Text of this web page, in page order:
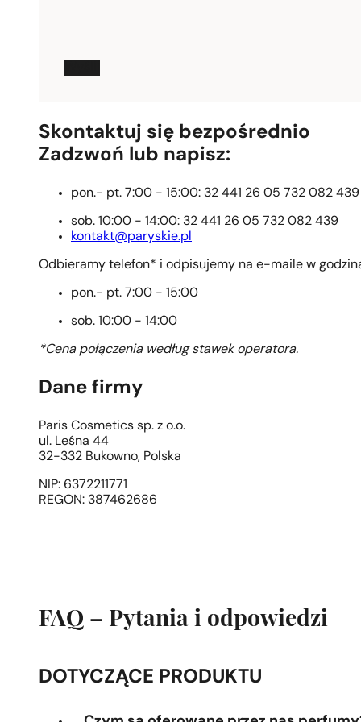
Skontaktuj się bezpośrednio
Zadzwoń lub napisz:
pon.- pt. 7:00 - 15:00: 32 441 26 05 732 082 439
sob. 10:00 - 14:00: 32 441 26 05 732 082 439
kontakt@paryskie.pl
Odbieramy telefon* i odpisujemy na e-maile w
pon.- pt. 7:00 - 15:00
sob. 10:00 - 14:00
*Cena połączenia według stawek operatora.
Dane firmy
Paris Cosmetics sp. z o.o.
ul. Leśna 44
32-332 Bukowno, Polska
NIP: 6372211771
REGON: 387462686
FAQ – Pytania i odpowiedzi
DOTYCZĄCE PRODUKTU